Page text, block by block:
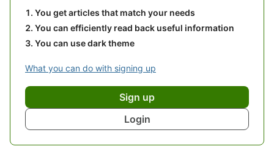
You get articles that match your needs
You can efficiently read back useful information
You can use dark theme
What you can do with signing up
Sign up
Login